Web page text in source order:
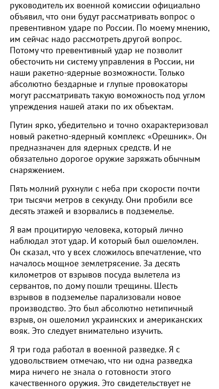
руководитель их военной комиссии официально
объявил, что они будут рассматривать вопрос о
превентивном ударе по России. По моему мнению,
им сейчас надо рассмотреть другой вопрос.
Потому что превентивный удар не позволит
обесточить ни систему управления в России, ни
наши ракетно-ядерные возможности. Только
абсолютно бездарные и глупые провокаторы
могут рассматривать такую воможность под углом
упреждения нашей атаки по их объектам.
Путин ярко, убедительно и точно охарактеризовал
новый ракетно-ядерный комплекс «Орешник». Он
предназначен для ядерных средств. И не
обязательно дорогое оружие заряжать обычным
снаряжением.
Пять молний рухнули с неба при скорости почти
три тысячи метров в секунду. Они пробили все
десять этажей и взорвались в подземелье.
Я вам процитирую человека, который лично
наблюдал этот удар. И который был ошеломлен.
Он сказал, что у всех сложилось впечатление, что
началось мощное землетрясение. За десять
километров от взрывов посуда вылетела из
сервантов, по дому пошли трещины. Шесть
взрывов в подземелье парализовали новое
производство. Это был абсолютно нетипичный
взрыв, он ошеломил украинских и американских
вояк. Это следует внимательно изучить.
Я три года работал в военной разведке. Я с
удовольствием отмечаю, что ни одна разведка
мира ничего не знала о готовности этого
качественного оружия. Это свидетельствует не